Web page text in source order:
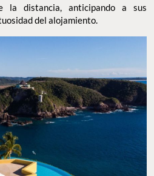
la distancia, anticipando a sus
del alojamiento.